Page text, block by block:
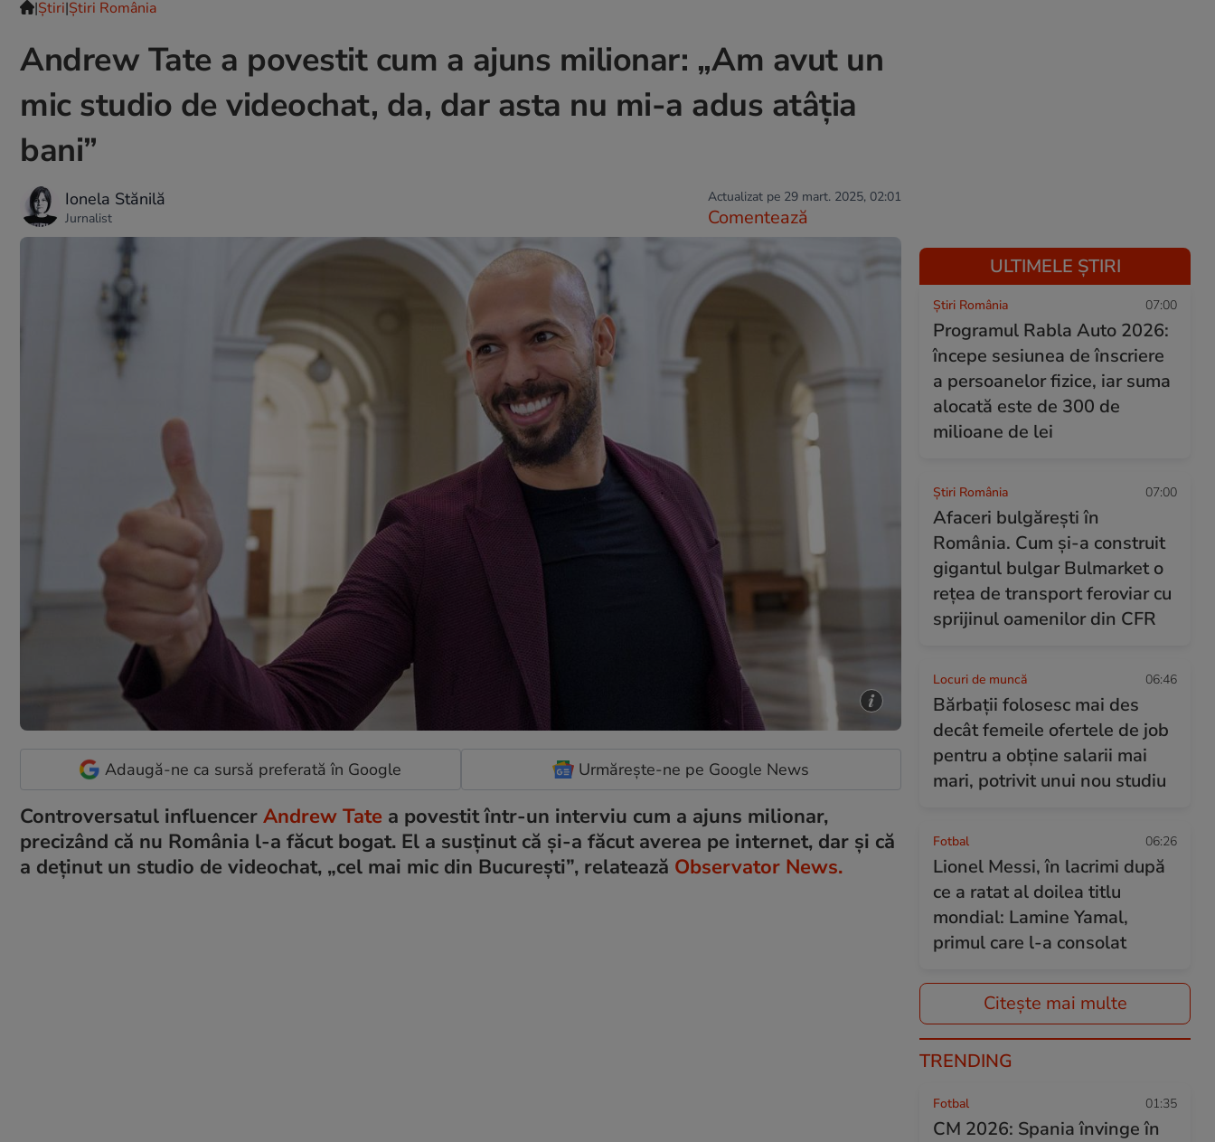
|Ştiri|Știri România
Andrew Tate a povestit cum a ajuns milionar: „Am avut un
mic studio de videochat, da, dar asta nu mi-a adus atâția
bani”
Ionela Stănilă
Jurnalist
Actualizat pe 29 mart. 2025, 02:01
Comentează
Adaugă-ne ca sursă preferată în Google Urmărește-ne pe Google News
Controversatul influencer Andrew Tate a povestit într-un interviu cum a ajuns milionar,
precizând că nu România l-a făcut bogat. El a susținut că şi-a făcut averea pe internet, dar și că
a deținut un studio de videochat, „cel mai mic din București”, relatează Observator News.
ULTIMELE ȘTIRI
Știri România 07:00
Programul Rabla Auto 2026:
începe sesiunea de înscriere
a persoanelor fizice, iar suma
alocată este de 300 de
milioane de lei
Știri România 07:00
Afaceri bulgărești în
România. Cum și-a construit
gigantul bulgar Bulmarket o
rețea de transport feroviar cu
sprijinul oamenilor din CFR
Locuri de muncă 06:46
Bărbații folosesc mai des
decât femeile ofertele de job
pentru a obține salarii mai
mari, potrivit unui nou studiu
Fotbal 06:26
Lionel Messi, în lacrimi după
ce a ratat al doilea titlu
mondial: Lamine Yamal,
primul care l-a consolat
Citește mai multe
TRENDING
Fotbal 01:35
CM 2026: Spania învinge în